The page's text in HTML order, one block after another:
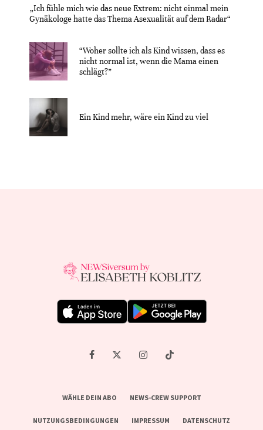
„Ich fühle mich wie das neue Extrem: nicht einmal mein
Gynäkologe hatte das Thema Asexualität auf dem Radar“
“Woher sollte ich als Kind wissen, dass es
nicht normal ist, wenn die Mama einen
schlägt?”
Ein Kind mehr, wäre ein Kind zu viel
WÄHLE DEIN ABO NEWS-CREW SUPPORT
NUTZUNGSBEDINGUNGEN IMPRESSUM DATENSCHUTZ